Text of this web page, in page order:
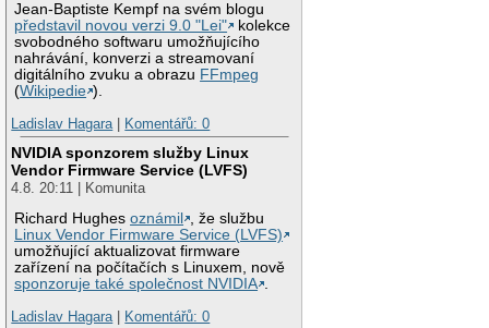
Jean-Baptiste Kempf na svém blogu
představil novou verzi 9.0 "Lei"
kolekce
svobodného softwaru umožňujícího
nahrávání, konverzi a streamovaní
digitálního zvuku a obrazu FFmpeg
(Wikipedie ).
Ladislav Hagara| Komentářů: 0
NVIDIA sponzorem služby Linux
Vendor Firmware Service (LVFS)
4.8. 20:11 | Komunita
Richard Hughesoznámil
, že službu
Linux Vendor Firmware Service (LVFS)
umožňující aktualizovat firmware
zařízení na počítačích s Linuxem, nově
sponzoruje také společnost NVIDIA .
Ladislav Hagara| Komentářů: 0